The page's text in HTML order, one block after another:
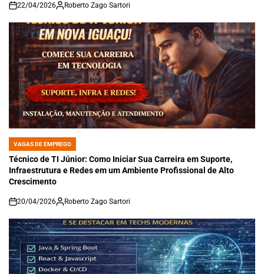
on
22/04/2026 Roberto Zago Sartori
POSTED
IN
VAGAS DE EMPREGO
Técnico de TI Júnior: Como Iniciar Sua Carreira em Suporte,
Infraestrutura e Redes em um Ambiente Profissional de Alto
Crescimento
on
20/04/2026 Roberto Zago Sartori